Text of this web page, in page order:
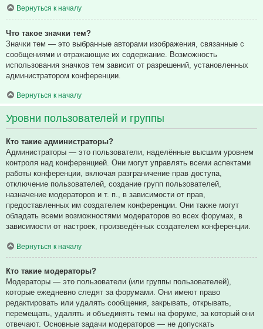
Вернуться к началу
Что такое значки тем?
Значки тем — это выбранные авторами изображения, связанные с
сообщениями и отражающие их содержание. Возможность
использования значков тем зависит от разрешений, установленных
администратором конференции.
Вернуться к началу
Уровни пользователей и группы
Кто такие администраторы?
Администраторы — это пользователи, наделённые высшим уровнем
контроля над конференцией. Они могут управлять всеми аспектами
работы конференции, включая разграничение прав доступа,
отключение пользователей, создание групп пользователей,
назначение модераторов и т. п., в зависимости от прав,
предоставленных им создателем конференции. Они также могут
обладать всеми возможностями модераторов во всех форумах, в
зависимости от настроек, произведённых создателем конференции.
Вернуться к началу
Кто такие модераторы?
Модераторы — это пользователи (или группы пользователей),
которые ежедневно следят за форумами. Они имеют право
редактировать или удалять сообщения, закрывать, открывать,
перемещать, удалять и объединять темы на форуме, за который они
отвечают. Основные задачи модераторов — не допускать